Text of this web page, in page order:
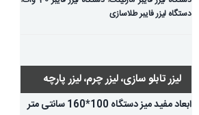
دستگاه لیزر فایبر طلاسازی
لیزر تابلو سازی، لیزر چرم، لیزر پارچه
ابعاد مفید میز دستگاه 100*160 سانتی متر